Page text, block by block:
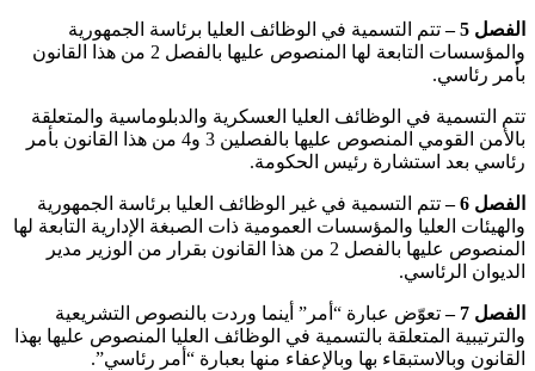
الفصل 5 –
تتم التسمية في الوظائف العليا برئاسة الجمهورية
والمؤسسات التابعة لها المنصوص عليها بالفصل 2 من هذا القانون
بأمر رئاسي.
تتم التسمية في الوظائف العليا العسكرية والدبلوماسية والمتعلقة
بالأمن القومي المنصوص عليها بالفصلين 3 و4 من هذا القانون بأمر
رئاسي بعد استشارة رئيس الحكومة.
الفصل 6 –
تتم التسمية في غير الوظائف العليا برئاسة الجمهورية
والهيئات العليا والمؤسسات العمومية ذات الصبغة الإدارية التابعة لها
المنصوص عليها بالفصل 2 من هذا القانون بقرار من الوزير مدير
الديوان الرئاسي.
الفصل 7 –
تعوّض عبارة “أمر” أينما وردت بالنصوص التشريعية
والترتيبية المتعلقة بالتسمية في الوظائف العليا المنصوص عليها بهذا
القانون وبالاستبقاء بها وبالإعفاء منها بعبارة “أمر رئاسي”.